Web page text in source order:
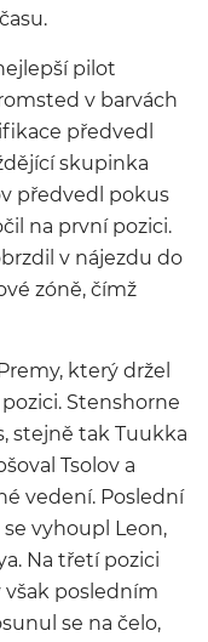
pilot
v barvách
předvedl
skupinka
předvedl pokus
na první pozici.
v nájezdu do
zóně, čímž
který držel
Stenshorne
stejně tak Tuukka
Tsolov a
vedení. Poslední
vyhoupl Leon,
Na třetí pozici
však posledním
se na čelo,